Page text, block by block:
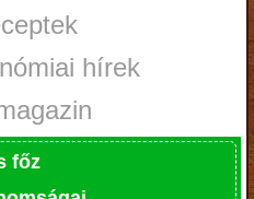
hírek
főz